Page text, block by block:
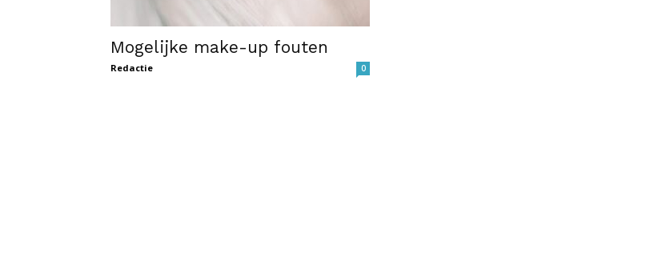
Mogelijke make-up fouten
Redactie 0